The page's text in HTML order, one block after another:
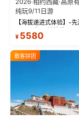
2026逐梦西藏全景线
座舱），提供VIP级别的
体验 。供氧保障： 2.全
适型含氧酒店（低海拔
和林芝除外），并贴心
7380